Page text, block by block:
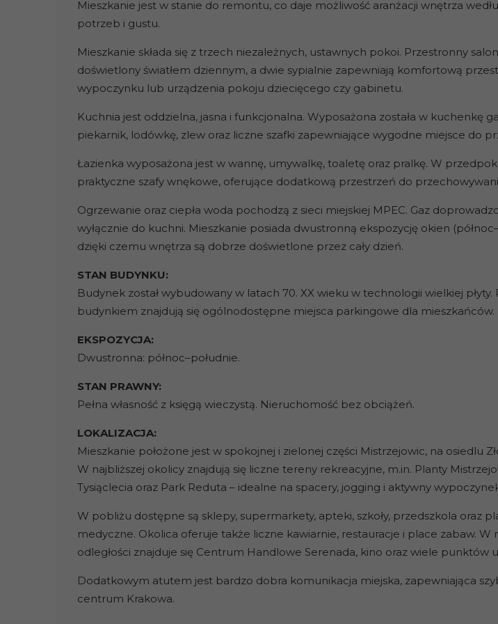
Mieszkanie jest w stanie do remontu, co daje możliwość aranżacji wnętrza
potrzeb i gustu.
Mieszkanie składa się z trzech niezależnych, ustawnych pokoi. Przestronny
doświetlony światłem dziennym, a dwie sypialnie zapewniają komfortową
wypoczynku lub urządzenia pokoju dziecięcego czy gabinetu.
Kuchnia jest oddzielna, jasna i funkcjonalna. Wyposażona została w kuchenkę
piekarnik, lodówkę, zlew oraz liczne szafki zapewniające wygodne miejsce do
Łazienka wyposażona jest w wannę, umywalkę, toaletę oraz pralkę. W
praktyczne szafy wnękowe, oferujące dodatkową przestrzeń do
Ogrzewanie oraz ciepła woda pochodzą z sieci miejskiej MPEC. Gaz
wyłącznie do kuchni. Mieszkanie posiada dwustronną ekspozycję okien
dzięki czemu wnętrza są dobrze doświetlone przez cały dzień.
STAN BUDYNKU:
Budynek został wybudowany w latach 70. XX wieku w technologii wielkiej płyty.
budynkiem znajdują się ogólnodostępne miejsca parkingowe dla mieszkańców.
EKSPOZYCJA:
Dwustronna: północ–południe.
STAN PRAWNY:
Pełna własność z księgą wieczystą. Nieruchomość bez obciążeń.
LOKALIZACJA:
Mieszkanie położone jest w spokojnej i zielonej części Mistrzejowic, na osiedlu
W najbliższej okolicy znajdują się liczne tereny rekreacyjne, m.in. Planty
Tysiąclecia oraz Park Reduta – idealne na spacery, jogging i aktywny
W pobliżu dostępne są sklepy, supermarkety, apteki, szkoły, przedszkola oraz
medyczne. Okolica oferuje także liczne kawiarnie, restauracje i place zabaw. W
odległości znajduje się Centrum Handlowe Serenada, kino oraz wiele punktów
Dodatkowym atutem jest bardzo dobra komunikacja miejska, zapewniająca
centrum Krakowa.